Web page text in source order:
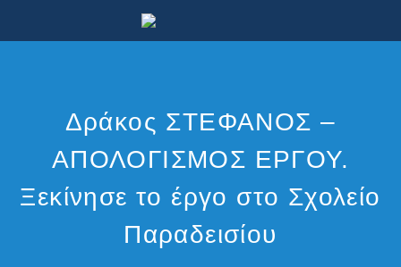
Δράκος ΣΤΕΦΑΝΟΣ –
ΑΠΟΛΟΓΙΣΜΟΣ ΕΡΓΟΥ.
Ξεκίνησε το έργο στο Σχολείο
Παραδεισίου